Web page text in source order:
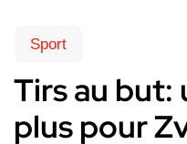
Sport
Tirs au but:
plus pour